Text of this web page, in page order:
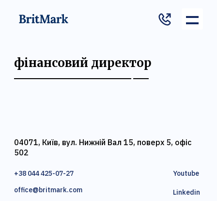
фінансовий директор
04071, Київ, вул. Нижній Вал 15, поверх 5, офіс
502
+38 044 425-07-27
office@britmark.com
Youtube
Linkedin